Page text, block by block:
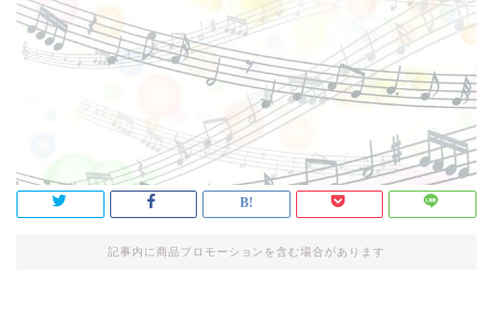
記事内に商品プロモーションを含む場合があります